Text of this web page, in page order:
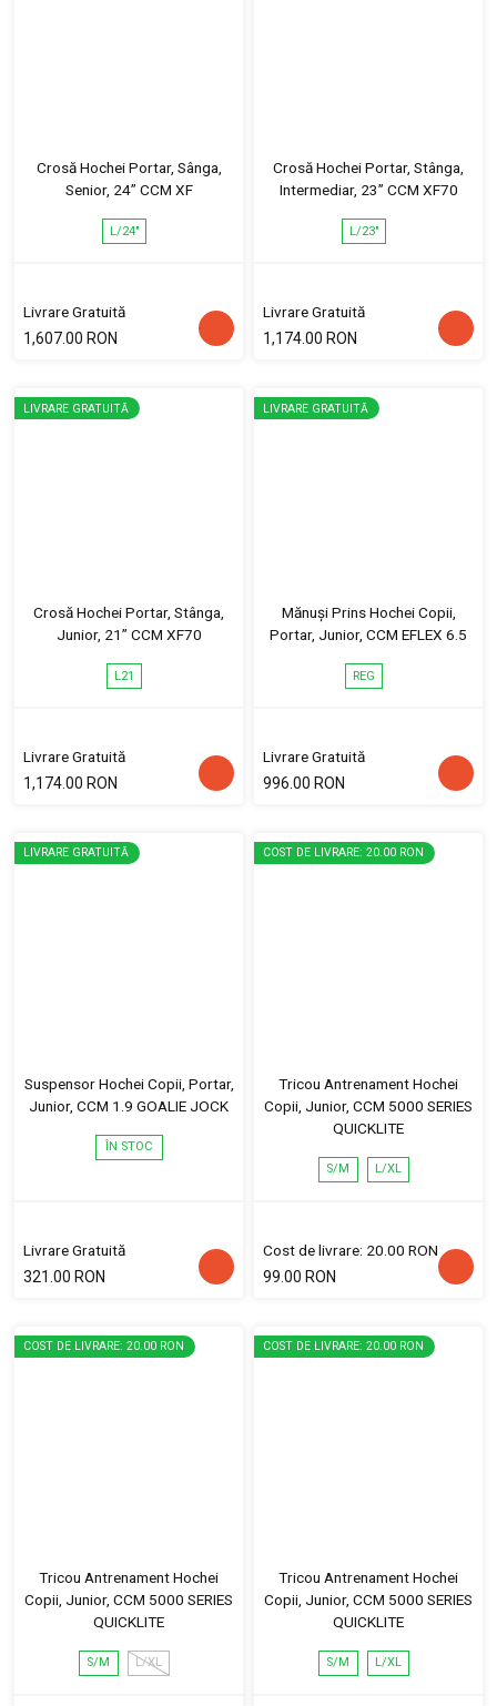
Crosă Hochei Portar, Sânga,
Senior, 24” CCM XF
L/24"
Livrare Gratuită
1,607.00 RON
Crosă Hochei Portar, Stânga,
Intermediar, 23” CCM XF70
L/23"
Livrare Gratuită
1,174.00 RON
LIVRARE GRATUITĂ
Crosă Hochei Portar, Stânga,
Junior, 21” CCM XF70
L21
Livrare Gratuită
1,174.00 RON
LIVRARE GRATUITĂ
Mănuși Prins Hochei Copii,
Portar, Junior, CCM EFLEX 6.5
REG
Livrare Gratuită
996.00 RON
LIVRARE GRATUITĂ
Suspensor Hochei Copii, Portar,
Junior, CCM 1.9 GOALIE JOCK
ÎN STOC
Livrare Gratuită
321.00 RON
COST DE LIVRARE: 20.00 RON
Tricou Antrenament Hochei
Copii, Junior, CCM 5000 SERIES
QUICKLITE
S/M L/XL
Cost de livrare: 20.00 RON
99.00 RON
COST DE LIVRARE: 20.00 RON
Tricou Antrenament Hochei
Copii, Junior, CCM 5000 SERIES
QUICKLITE
S/M L/XL
COST DE LIVRARE: 20.00 RON
Tricou Antrenament Hochei
Copii, Junior, CCM 5000 SERIES
QUICKLITE
S/M L/XL